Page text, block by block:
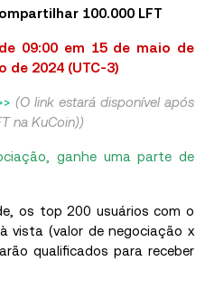
100.000 LFT
09:00 em 15 de maio de
de 2024 (UTC-3)
(O link estará disponível após
na KuCoin))
ganhe uma parte de
os top 200 usuários com o
vista (valor de negociação x
qualificados para receber